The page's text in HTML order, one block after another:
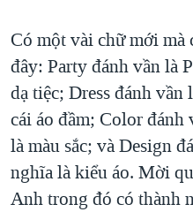
Có một vài chữ mới mà
đây: Party đánh vần là
dạ tiệc; Dress đánh
cái áo đầm; Color
là màu sắc; và Design
nghĩa là kiểu áo. Mời
Anh trong đó có thành